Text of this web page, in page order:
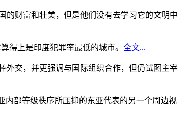
的财富和壮美，但是他们没有去学习它的文明中
得上是印度犯罪率最低的城市。 全文...
外交，并更强调与国际组织合作，但仍试图主宰
内部等级秩序所压抑的东亚代表的另一个周边视